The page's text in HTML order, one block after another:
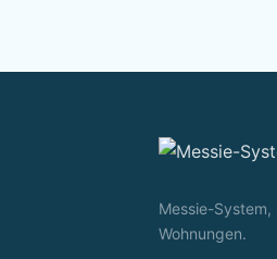
Messie-
Wohnungen.